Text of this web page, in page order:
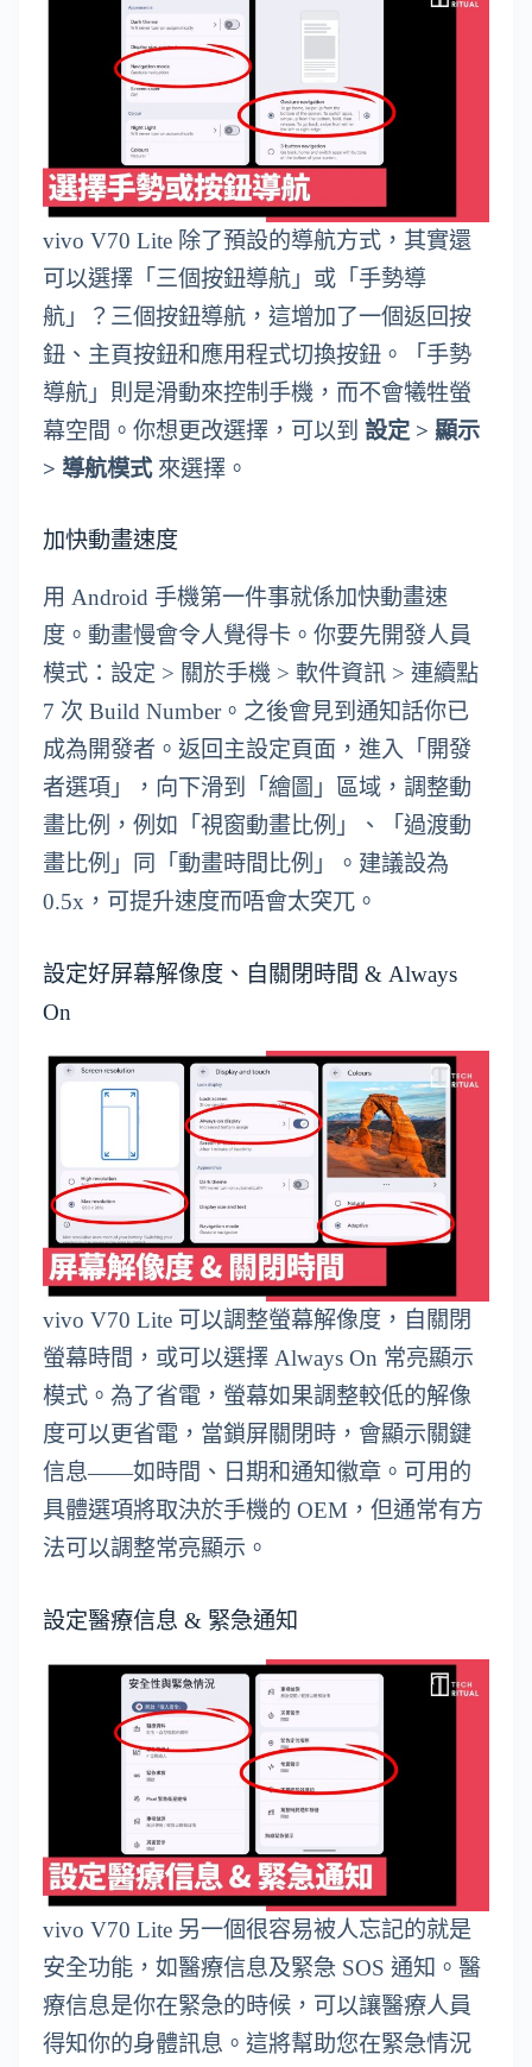
vivo V70 Lite 除了預設的導航方式，其實還
可以選擇「三個按鈕導航」或「手勢導
航」？三個按鈕導航，這增加了一個返回按
鈕、主頁按鈕和應用程式切換按鈕。「手勢
導航」則是滑動來控制手機，而不會犧牲螢
幕空間。你想更改選擇，可以到 設定 > 顯示
> 導航模式來選擇。
加快動畫速度
用 Android 手機第一件事就係加快動畫速
度。動畫慢會令人覺得卡。你要先開發人員
模式：設定 > 關於手機 > 軟件資訊 > 連續點
7 次 Build Number。之後會見到通知話你已
成為開發者。返回主設定頁面，進入「開發
者選項」，向下滑到「繪圖」區域，調整動
畫比例，例如「視窗動畫比例」、「過渡動
畫比例」同「動畫時間比例」。建議設為
0.5x，可提升速度而唔會太突兀。
設定好屏幕解像度、自關閉時間 & Always
On
vivo V70 Lite 可以調整螢幕解像度，自關閉
螢幕時間，或可以選擇 Always On 常亮顯示
模式。為了省電，螢幕如果調整較低的解像
度可以更省電，當鎖屏關閉時，會顯示關鍵
信息——如時間、日期和通知徽章。可用的
具體選項將取決於手機的 OEM，但通常有方
法可以調整常亮顯示。
設定醫療信息 & 緊急通知
vivo V70 Lite 另一個很容易被人忘記的就是
安全功能，如醫療信息及緊急 SOS 通知。醫
療信息是你在緊急的時候，可以讓醫療人員
得知你的身體訊息。這將幫助您在緊急情況